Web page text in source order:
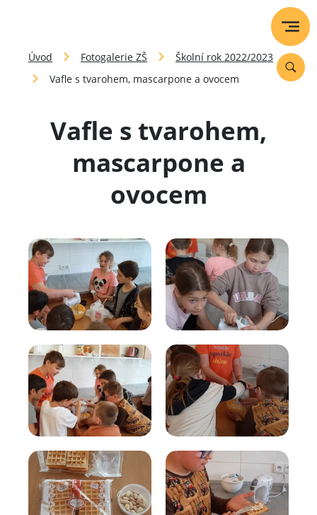
Úvod Fotogalerie ZŠ
Školní rok 2022/2023
Vafle s tvarohem, mascarpone a ovocem
Vafle s tvarohem,
mascarpone a
ovocem